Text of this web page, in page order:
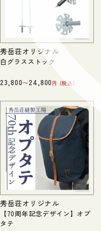
秀岳荘オリジナル
白グラスストック
23,800〜24,800 税込
秀岳荘オリジナル
【70周年記念デザイン】オプ
タテ